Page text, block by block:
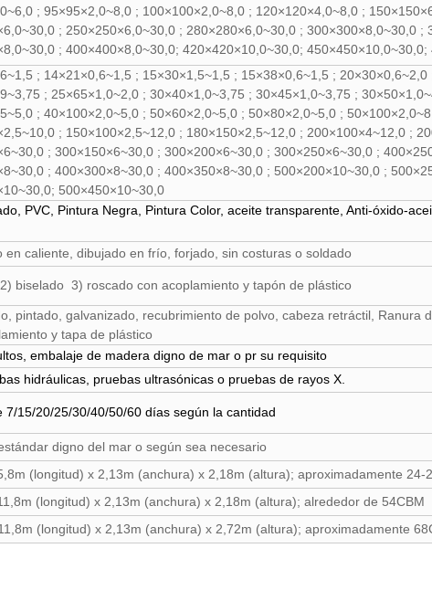
; 95×95×2,0~8,0 ; 100×100×2,0~8,0 ; 120×120×4,0~8,0 ;
; 250×250×6,0~30,0 ; 280×280×6,0~30,0 ; 300×300×8,0~30,0 ;
; 400×400×8,0~30,0; 420×420×10,0~30,0;
; 14×21×0,6~1,5 ; 15×30×1,5~1,5 ; 15×38×0,6~1,5 ;
; 25×65×1,0~2,0 ; 30×40×1,0~3,75 ; 30×45×1,0~3,75 ;
; 40×100×2,0~5,0 ; 50×60×2,0~5,0 ; 50×80×2,0~5,0 ;
; 150×100×2,5~12,0 ; 180×150×2,5~12,0 ; 200×100×4~12,0 ;
; 300×150×6~30,0 ; 300×200×6~30,0 ; 300×250×6~30,0 ;
; 400×300×8~30,0 ; 400×350×8~30,0 ; 500×200×10~30,0 ;
500×450×10~30,0
PVC, Pintura Negra, Pintura Color, aceite transparente, Anti-óxido-
en caliente, dibujado en frío, forjado, sin costuras o soldado
biselado 3) roscado con acoplamiento y tapón de plástico
pintado, galvanizado, recubrimiento de polvo, cabeza retráctil, Ranura
y tapa de plástico
embalaje de madera digno de mar o pr su requisito
hidráulicas, pruebas ultrasónicas o pruebas de rayos X.
7/15/20/25/30/40/50/60 días según la cantidad
digno del mar o según sea necesario
(longitud) x 2,13m (anchura) x 2,18m (altura); aproximadamente 24-
(longitud) x 2,13m (anchura) x 2,18m (altura); alrededor de 54CBM
(longitud) x 2,13m (anchura) x 2,72m (altura); aproximadamente